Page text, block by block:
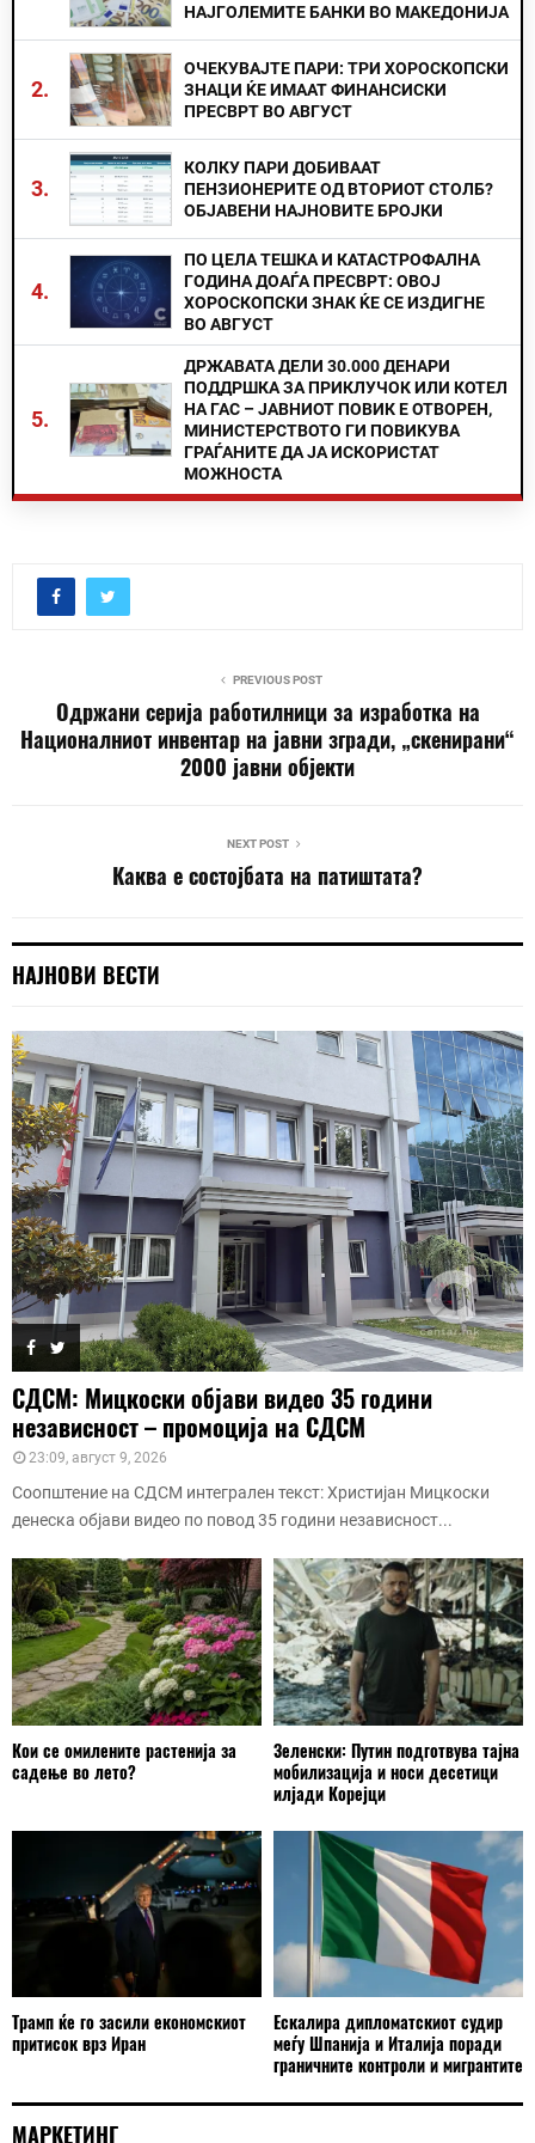
НАЈГОЛЕМИТЕ БАНКИ ВО МАКЕДОНИЈА
2.
ОЧЕКУВАЈТЕ ПАРИ: ТРИ ХОРОСКОПСКИ
ЗНАЦИ ЌЕ ИМААТ ФИНАНСИСКИ
ПРЕСВРТ ВО АВГУСТ
3.
КОЛКУ ПАРИ ДОБИВААТ
ПЕНЗИОНЕРИТЕ ОД ВТОРИОТ СТОЛБ?
ОБЈАВЕНИ НАЈНОВИТЕ БРОЈКИ
4.
ПО ЦЕЛА ТЕШКА И КАТАСТРОФАЛНА
ГОДИНА ДОАЃА ПРЕСВРТ: ОВОЈ
ХОРОСКОПСКИ ЗНАК ЌЕ СЕ ИЗДИГНЕ
ВО АВГУСТ
5.
ДРЖАВАТА ДЕЛИ 30.000 ДЕНАРИ
ПОДДРШКА ЗА ПРИКЛУЧОК ИЛИ КОТЕЛ
НА ГАС – ЈАВНИОТ ПОВИК Е ОТВОРЕН,
МИНИСТЕРСТВОТО ГИ ПОВИКУВА
ГРАЃАНИТЕ ДА ЈА ИСКОРИСТАТ
МОЖНОСТА
PREVIOUS POST
Одржани серија работилници за изработка на
Националниот инвентар на јавни згради, „скенирани“
2000 јавни објекти
NEXT POST
Каква е состојбата на патиштата?
НАЈНОВИ ВЕСТИ
СДСМ: Мицкоски објави видео 35 години
независност – промоција на СДСМ
23:09, август 9, 2026
Соопштение на СДСМ интегрален текст: Христијан Мицкоски
денеска објави видео по повод 35 години независност...
Кои се омилените растенија за
садење во лето?
Зеленски: Путин подготвува тајна
мобилизација и носи десетици
илјади Корејци
Трамп ќе го засили економскиот
притисок врз Иран
Ескалира дипломатскиот судир
меѓу Шпанија и Италија поради
граничните контроли и мигрантите
МАРКЕТИНГ